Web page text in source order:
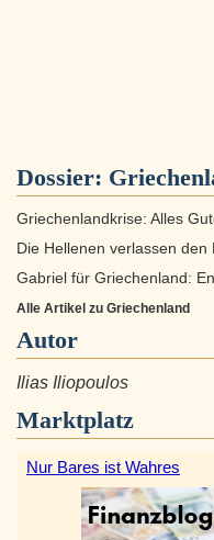
Dossier:
Griechenlandkrise: Alles
Die Hellenen verlassen
Gabriel für Griechenland:
Alle Artikel zu Griechenland
Autor
Ilias Iliopoulos
Marktplatz
Nur Bares ist Wahres